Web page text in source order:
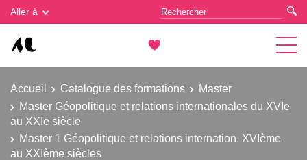
Aller à
Accueil Catalogue des formations
Master
Master Géopolitique et relations internationales du XVIe
au XXIe siècle
Master 1 Géopolitique et relations internation. XVIème
au XXIème siècles
Gestion des cookies